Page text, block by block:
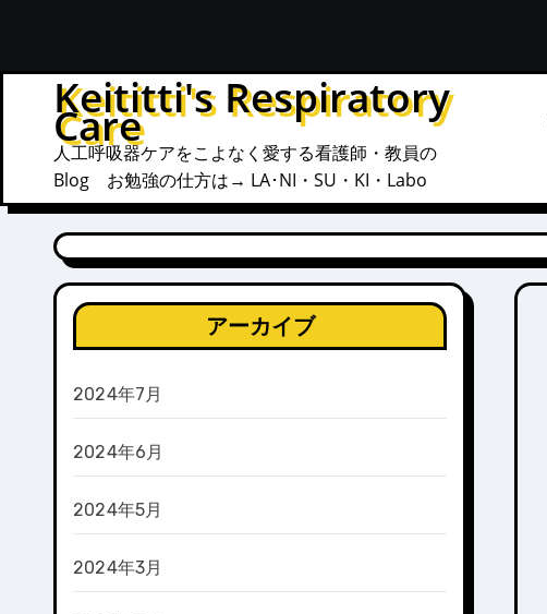
を
Keititti's Respiratory
Care
人工呼吸器ケアをこよなく愛する看護師・教員の
Blog お勉強の仕方は→ LA･NI・SU・KI・Labo
アーカイブ
2024年7月
2024年6月
2024年5月
2024年3月